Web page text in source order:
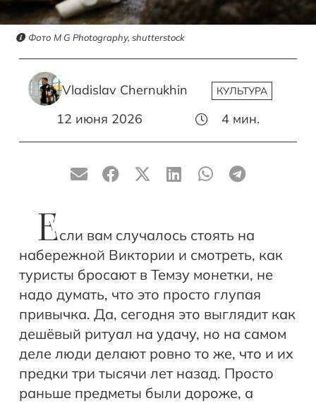
Фото M G Photography, shutterstock
Vladislav Chernukhin КУЛЬТУРА
12 июня 2026 4 мин.
Если вам случалось стоять на
набережной Виктории и смотреть, как
туристы бросают в Темзу монетки, не
надо думать, что это просто глупая
привычка. Да, сегодня это выглядит как
дешёвый ритуал на удачу, но на самом
деле люди делают ровно то же, что и их
предки три тысячи лет назад. Просто
раньше предметы были дороже, а